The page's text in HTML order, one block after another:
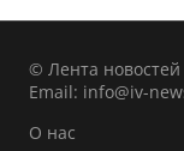
© Лента
Email: info@iv-
О нас